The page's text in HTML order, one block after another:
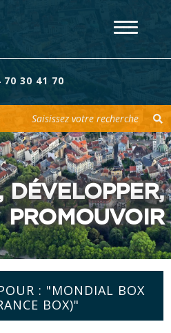
70 30 41 70
DÉVELOPPER,
PROMOUVOIR
: "MONDIAL BOX
BOX)"